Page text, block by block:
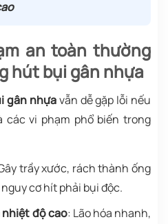
an toàn thường
hút bụi gân nhựa
gân nhựavẫn dễ gặp lỗi nếu
các vi phạm phổ biến trong
trầy xước, rách thành ống
cơ hít phải bụi độc.
nhiệt độ cao: Lão hóa nhanh,